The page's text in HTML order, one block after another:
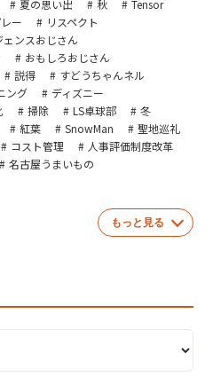
夏の思い出 秋
Tensor
ー
リスペクト
ェンスおじさん
おもしろおじさん
説得
すどうちゃんネル
ング
ディズニー
掃除 LS卓球部
冬
紅葉 SnowMan
聖地巡礼
コスト管理
人事評価制度改革
名古屋うまいもの
もっと見る